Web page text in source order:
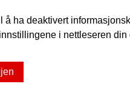
å ha deaktivert
i nettleseren din